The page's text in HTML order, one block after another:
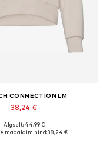
CONNECTION LM
38,24 €
Algselt: 44,99 €
madalaim hind:38,24 €